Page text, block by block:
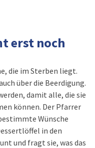
erst noch
die im Sterben liegt.
über die Beerdigung.
damit alle, die sie
können. Der Pfarrer
Wünsche
in den
und fragt sie, was das